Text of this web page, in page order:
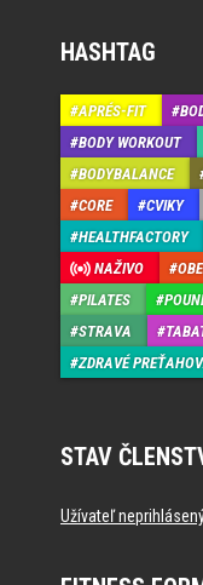
HASHTAG
APRÉS-FIT
BODY WORKOUT
BODYBALANCE
CORE
CVIKY
HEALTHFACTORY
NAŽIVO
PILATES
STRAVA
ZDRAVÉ
STAV
Užívateľ